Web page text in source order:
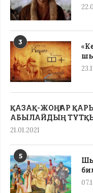
3
ҚАЗАҚ-ЖОҢҒАР
АБЫЛАЙДЫҢ
21.01.2021
5